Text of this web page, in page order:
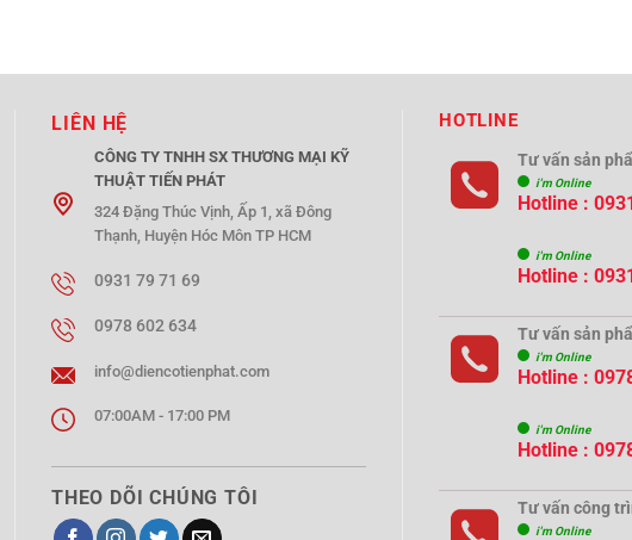
LIÊN HỆ
CÔNG TY TNHH SX THƯƠNG MẠI KỸ
THUẬT TIẾN PHÁT
324 Đặng Thúc Vịnh, Ấp 1, xã Đông
Thạnh, Huyện Hóc Môn TP HCM
0931 79 71 69
0978 602 634
info@diencotienphat.com
07:00AM - 17:00 PM
THEO DÕI CHÚNG TÔI
HOTLINE
Tư vấn sản
i'm Online
Hotline :
i'm Online
Hotline :
Tư vấn sản
i'm Online
Hotline :
i'm Online
Hotline :
Tư vấn công
i'm Online